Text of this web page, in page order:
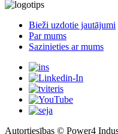
Bieži uzdotie jautājumi
Par mums
Sazinieties ar mums
Autortiesības © Power4